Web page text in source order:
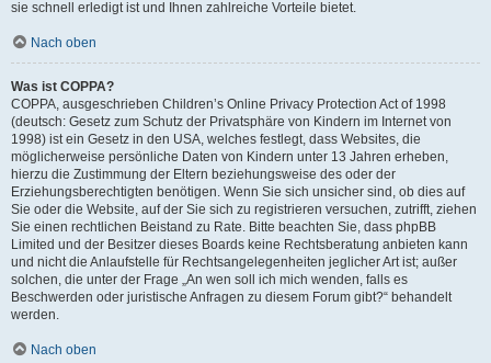
sie schnell erledigt ist und Ihnen zahlreiche Vorteile bietet.
Nach oben
Was ist COPPA?
COPPA, ausgeschrieben Children’s Online Privacy Protection Act of 1998
(deutsch: Gesetz zum Schutz der Privatsphäre von Kindern im Internet von
1998) ist ein Gesetz in den USA, welches festlegt, dass Websites, die
möglicherweise persönliche Daten von Kindern unter 13 Jahren erheben,
hierzu die Zustimmung der Eltern beziehungsweise des oder der
Erziehungsberechtigten benötigen. Wenn Sie sich unsicher sind, ob dies auf
Sie oder die Website, auf der Sie sich zu registrieren versuchen, zutrifft, ziehen
Sie einen rechtlichen Beistand zu Rate. Bitte beachten Sie, dass phpBB
Limited und der Besitzer dieses Boards keine Rechtsberatung anbieten kann
und nicht die Anlaufstelle für Rechtsangelegenheiten jeglicher Art ist; außer
solchen, die unter der Frage „An wen soll ich mich wenden, falls es
Beschwerden oder juristische Anfragen zu diesem Forum gibt?“ behandelt
werden.
Nach oben